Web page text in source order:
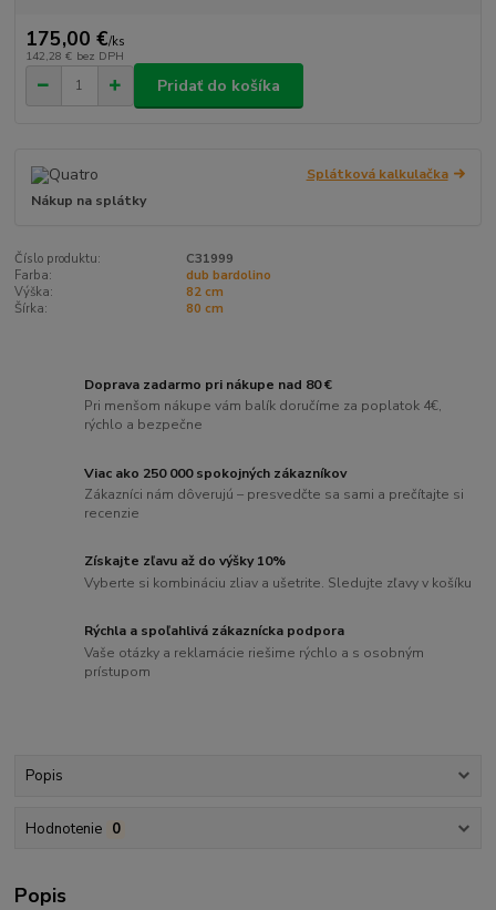
175,00 €/ks
142,28 € bez DPH
Pridať do košíka
Splátková kalkulačka
Nákup na splátky
Číslo produktu:
C31999
Farba:
dub bardolino
Výška:
82 cm
Šírka:
80 cm
Doprava zadarmo pri nákupe nad 80 €
Pri menšom nákupe vám balík doručíme za poplatok 4€,
rýchlo a bezpečne
Viac ako 250 000 spokojných zákazníkov
Zákazníci nám dôverujú – presvedčte sa sami a prečítajte si
recenzie
Získajte zľavu až do výšky 10%
Vyberte si kombináciu zliav a ušetrite. Sledujte zľavy v košíku
Rýchla a spoľahlivá zákaznícka podpora
Vaše otázky a reklamácie riešime rýchlo a s osobným
prístupom
Popis
Hodnotenie 0
Popis